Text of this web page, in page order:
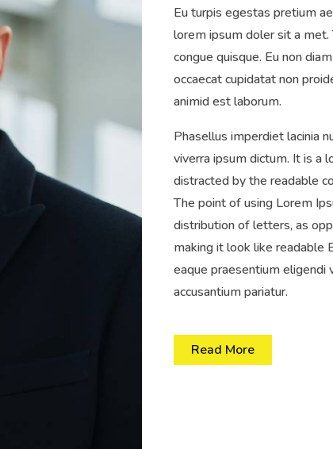
Eu turpis egestas pretium
lorem ipsum doler sit a met.
congue quisque. Eu non
occaecat cupidatat non
animid est laborum.
Phasellus imperdiet lacinia
viverra ipsum dictum. It is a
distracted by the readable
The point of using Lorem
distribution of letters, as
making it look like readable
eaque praesentium
accusantium pariatur.
Read More